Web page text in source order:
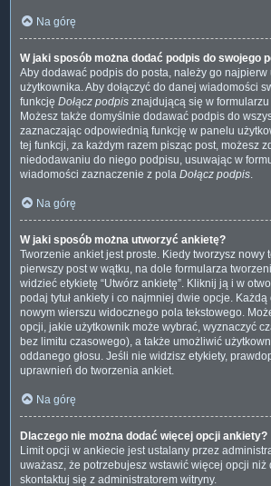
Na górę
W jaki sposób można dodać podpis do swojego
Aby dodawać podpis do posta, należy go najpierw
użytkownika. Aby dołączyć do danej wiadomości
funkcję Dołącz podpis znajdującą się w
Możesz także domyślnie dodawać podpis do
zaznaczając odpowiednią funkcję w panelu
tej funkcji, za każdym razem pisząc post, możesz
niedodawaniu do niego podpisu, usuwając w
wiadomości zaznaczenie z pola Dołącz podpis.
Na górę
W jaki sposób można utworzyć ankietę?
Tworzenie ankiet jest proste. Kiedy tworzysz nowy
pierwszy post w wątku, na dole formularza
widzieć etykietę “Utwórz ankietę”. Kliknij ją i w
podaj tytuł ankiety i co najmniej dwie opcje.
nowym wierszu widocznego pola tekstowego.
opcji, jakie użytkownik może wybrać, wyznaczyć
bez limitu czasowego), a także umożliwić
oddanego głosu. Jeśli nie widzisz etykiety,
uprawnień do tworzenia ankiet.
Na górę
Dlaczego nie można dodać więcej opcji ankiety?
Limit opcji w ankiecie jest ustalany przez
uważasz, że potrzebujesz wstawić więcej opcji niż
skontaktuj się z administratorem witryny.